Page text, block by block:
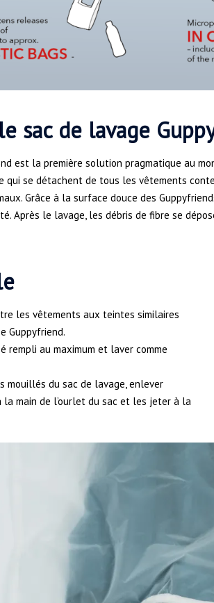
sac de lavage
est la première solution pragmatique au
qui se détachent de tous les vêtements
Grâce à la surface douce des
Après le lavage, les débris de fibre se
les vêtements aux teintes similaires
Guppyfriend.
rempli au maximum et laver comme
mouillés du sac de lavage, enlever
la main de l’ourlet du sac et les jeter à la